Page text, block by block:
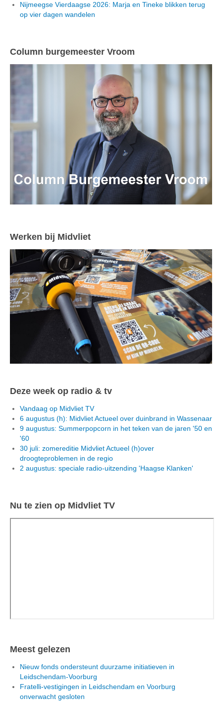
Nijmeegse Vierdaagse 2026: Marja en Tineke blikken terug
op vier dagen wandelen
Column burgemeester Vroom
Werken bij Midvliet
Deze week op radio & tv
Vandaag op Midvliet TV
6 augustus (h): Midvliet Actueel over duinbrand in Wassenaar
9 augustus: Summerpopcorn in het teken van de jaren '50 en
'60
30 juli: zomereditie Midvliet Actueel (h)over
droogteproblemen in de regio
2 augustus: speciale radio-uitzending 'Haagse Klanken'
Nu te zien op Midvliet TV
Meest gelezen
Nieuw fonds ondersteunt duurzame initiatieven in
Leidschendam-Voorburg
Fratelli-vestigingen in Leidschendam en Voorburg
onverwacht gesloten